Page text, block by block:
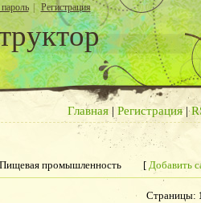
| Регистрация
Главная| Регистрация|
промышленность [ Добавить
Страницы: